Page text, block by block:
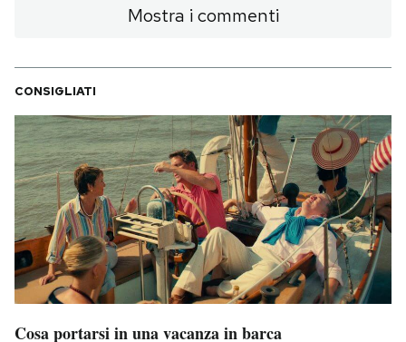
Mostra i commenti
CONSIGLIATI
Cosa portarsi in una vacanza in barca